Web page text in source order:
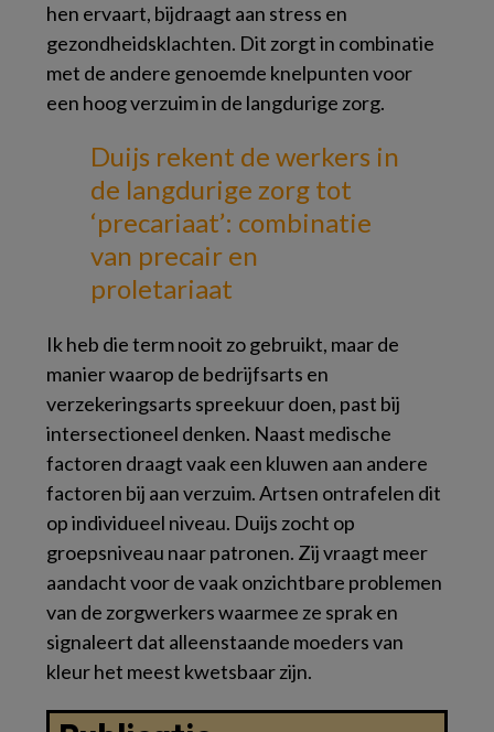
hen ervaart, bijdraagt aan stress en
gezondheidsklachten. Dit zorgt in combinatie
met de andere genoemde knelpunten voor
een hoog verzuim in de langdurige zorg.
Duijs rekent de werkers in
de langdurige zorg tot
‘precariaat’: combinatie
van precair en
proletariaat
Ik heb die term nooit zo gebruikt, maar de
manier waarop de bedrijfsarts en
verzekeringsarts spreekuur doen, past bij
intersectioneel denken. Naast medische
factoren draagt vaak een kluwen aan andere
factoren bij aan verzuim. Artsen ontrafelen dit
op individueel niveau. Duijs zocht op
groepsniveau naar patronen. Zij vraagt meer
aandacht voor de vaak onzichtbare problemen
van de zorgwerkers waarmee ze sprak en
signaleert dat alleenstaande moeders van
kleur het meest kwetsbaar zijn.